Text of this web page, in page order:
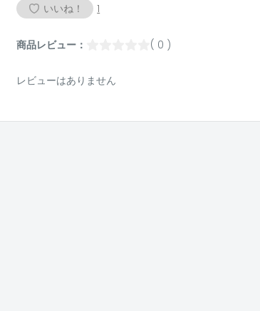
いいね！ 1
商品レビュー： ( 0 )
レビューはありません